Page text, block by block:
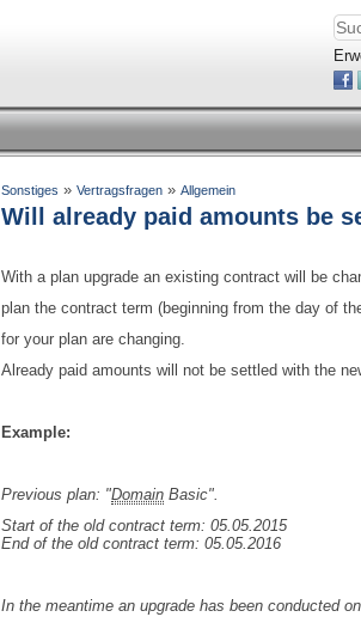
Sonstiges » Vertragsfragen » Allgemein
Will already paid amounts be
With a plan upgrade an existing contract will be
plan the contract term (beginning from the day of
for your plan are changing.
Already paid amounts will not be settled with the
Example:
Previous plan: "Domain Basic".
Start of the old contract term: 05.05.2015
End of the old contract term: 05.05.2016
In the meantime an upgrade has been conducted